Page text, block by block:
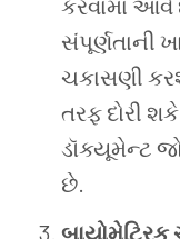
કરવામાં આવે
સંપૂર્ણતાની
ચકાસણી
તરફ દોરી
ડૉક્યૂમેન્ટ
છે.